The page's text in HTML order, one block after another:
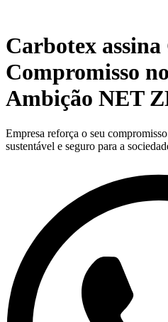
Carbotex
Compromisso
Ambição NET
Empresa reforça o seu
sustentável e seguro para a